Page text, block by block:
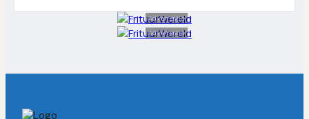
Advertentie
Advertentie